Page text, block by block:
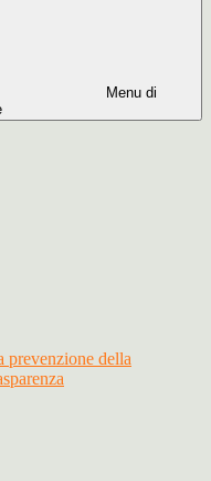
Menu di
prevenzione della